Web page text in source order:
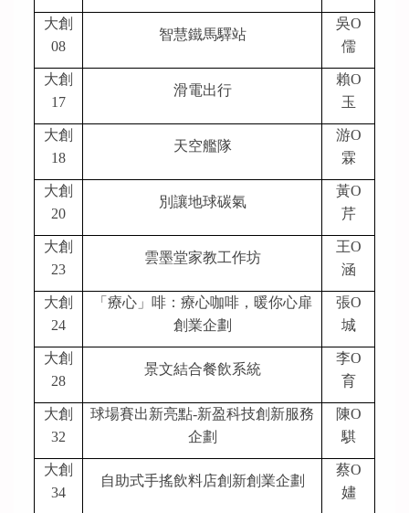
大創
08
智慧鐵馬驛站
吳O
儒
大創
17
滑電出行
賴O
玉
大創
18
天空艦隊
游O
霖
大創
20
別讓地球碳氣
黃O
芹
大創
23
雲墨堂家教工作坊
王O
涵
大創
24
「療心」啡：療心咖啡，暖你心扉
創業企劃
張O
城
大創
28
景文結合餐飲系統
李O
育
大創
32
球場賽出新亮點-新盈科技創新服務
企劃
陳O
騏
大創
34
自助式手搖飲料店創新創業企劃
蔡O
嫿